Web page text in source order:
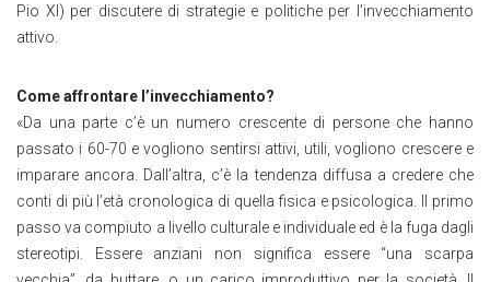
Pio XI) per discutere di strategie e politiche per l’invecchiamento
attivo.
Come affrontare l’invecchiamento?
«Da una parte c’è un numero crescente di persone che hanno
passato i 60-70 e vogliono sentirsi attivi, utili, vogliono crescere e
imparare ancora. Dall’altra, c’è la tendenza diffusa a credere che
conti di più l’età cronologica di quella fisica e psicologica. Il primo
passo va compiuto a livello culturale e individuale ed è la fuga dagli
stereotipi. Essere anziani non significa essere “una scarpa